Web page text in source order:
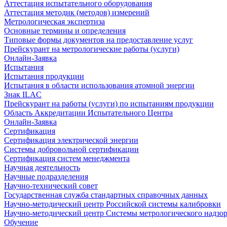
Аттестация испытательного оборудования
Аттестация методик (методов) измерений
Метрологическая экспертиза
Основные термины и определения
Типовые формы документов на предоставление услуг
Прейскурант на метрологические работы (услуги)
Онлайн-Заявка
Испытания
Испытания продукции
Испытания в области использования атомной энергии
Знак ILAC
Прейскурант на работы (услуги) по испытаниям продукции
Область Аккредитации Испытательного Центра
Онлайн-Заявка
Сертификация
Сертификация электрической энергии
Системы добровольной сертификации
Сертификация систем менеджмента
Научная деятельность
Научные подразделения
Научно-технический совет
Государственная служба стандартных справочных данных
Научно-методический центр Российской системы калибровки
Научно-методический центр Системы метрологического
Обучение